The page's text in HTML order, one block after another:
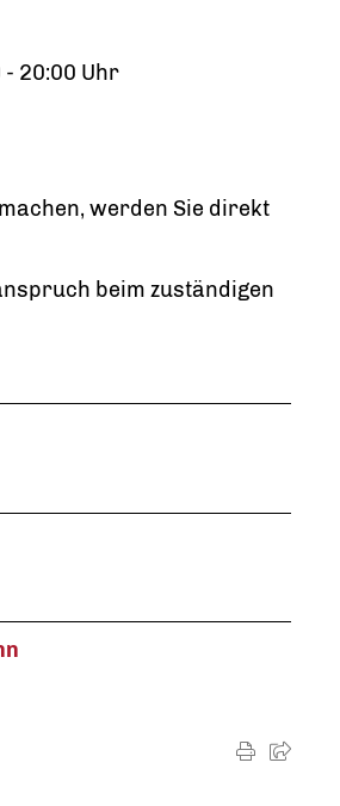
- 20:00 Uhr
werden Sie direkt
beim zuständigen